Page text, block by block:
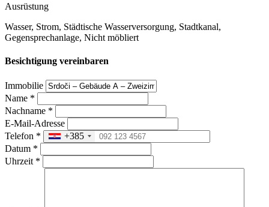
Ausrüstung
Wasser, Strom, Städtische Wasserversorgung, Stadtkanal,
Gegensprechanlage, Nicht möbliert
Besichtigung vereinbaren
Immobilie
Name *
Nachname *
E-Mail-Adresse
Telefon *
+385
Datum *
Uhrzeit *